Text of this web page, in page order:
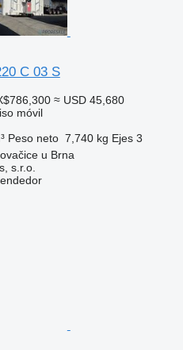
C 03 S
≈ USD 45,680
móvil
Peso neto 7,740 kg Ejes 3
u Brna
s.r.o.